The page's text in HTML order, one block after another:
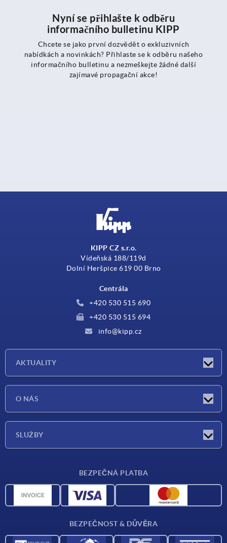
Nyní se přihlašte k odběru
informačního bulletinu KIPP
Chcete se jako první dozvědět o exkluzivních
nabídkách a novinkách? Přihlaste se k odběru našeho
informačního bulletinu a nezmeškejte žádné další
zajímavé propagační akce!
KIPP CZ s.r.o.
Vídeňská 188/119d
Dolní Heršpice 619 00 Brno
Centrála
+420 530 515 690
+420 530 515 694
info@kipp.cz
AKTUALITY
O NÁS
SLUŽBY
CAD data
BEZPEČNÁ PLATBA
BEZPEČNOST & DŮVĚRA